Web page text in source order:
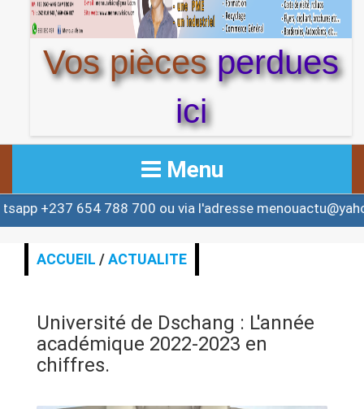
Vos piècesperdues
ici
Menu
ACCUEIL
ACTUALITE
ANNONCE
788 700 ou via l'adresse menouactu@yahoo.com ou
ACCUEIL /ACTUALITE
Université de Dschang : L'année
académique 2022-2023 en
chiffres.